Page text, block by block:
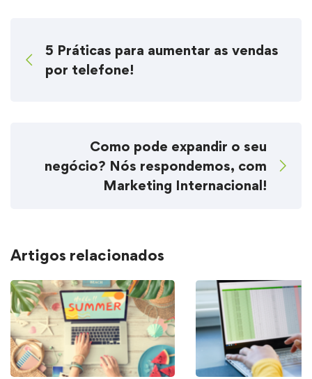
5 Práticas para aumentar as vendas
por telefone!
Como pode expandir o seu
negócio? Nós respondemos, com
Marketing Internacional!
Artigos relacionados